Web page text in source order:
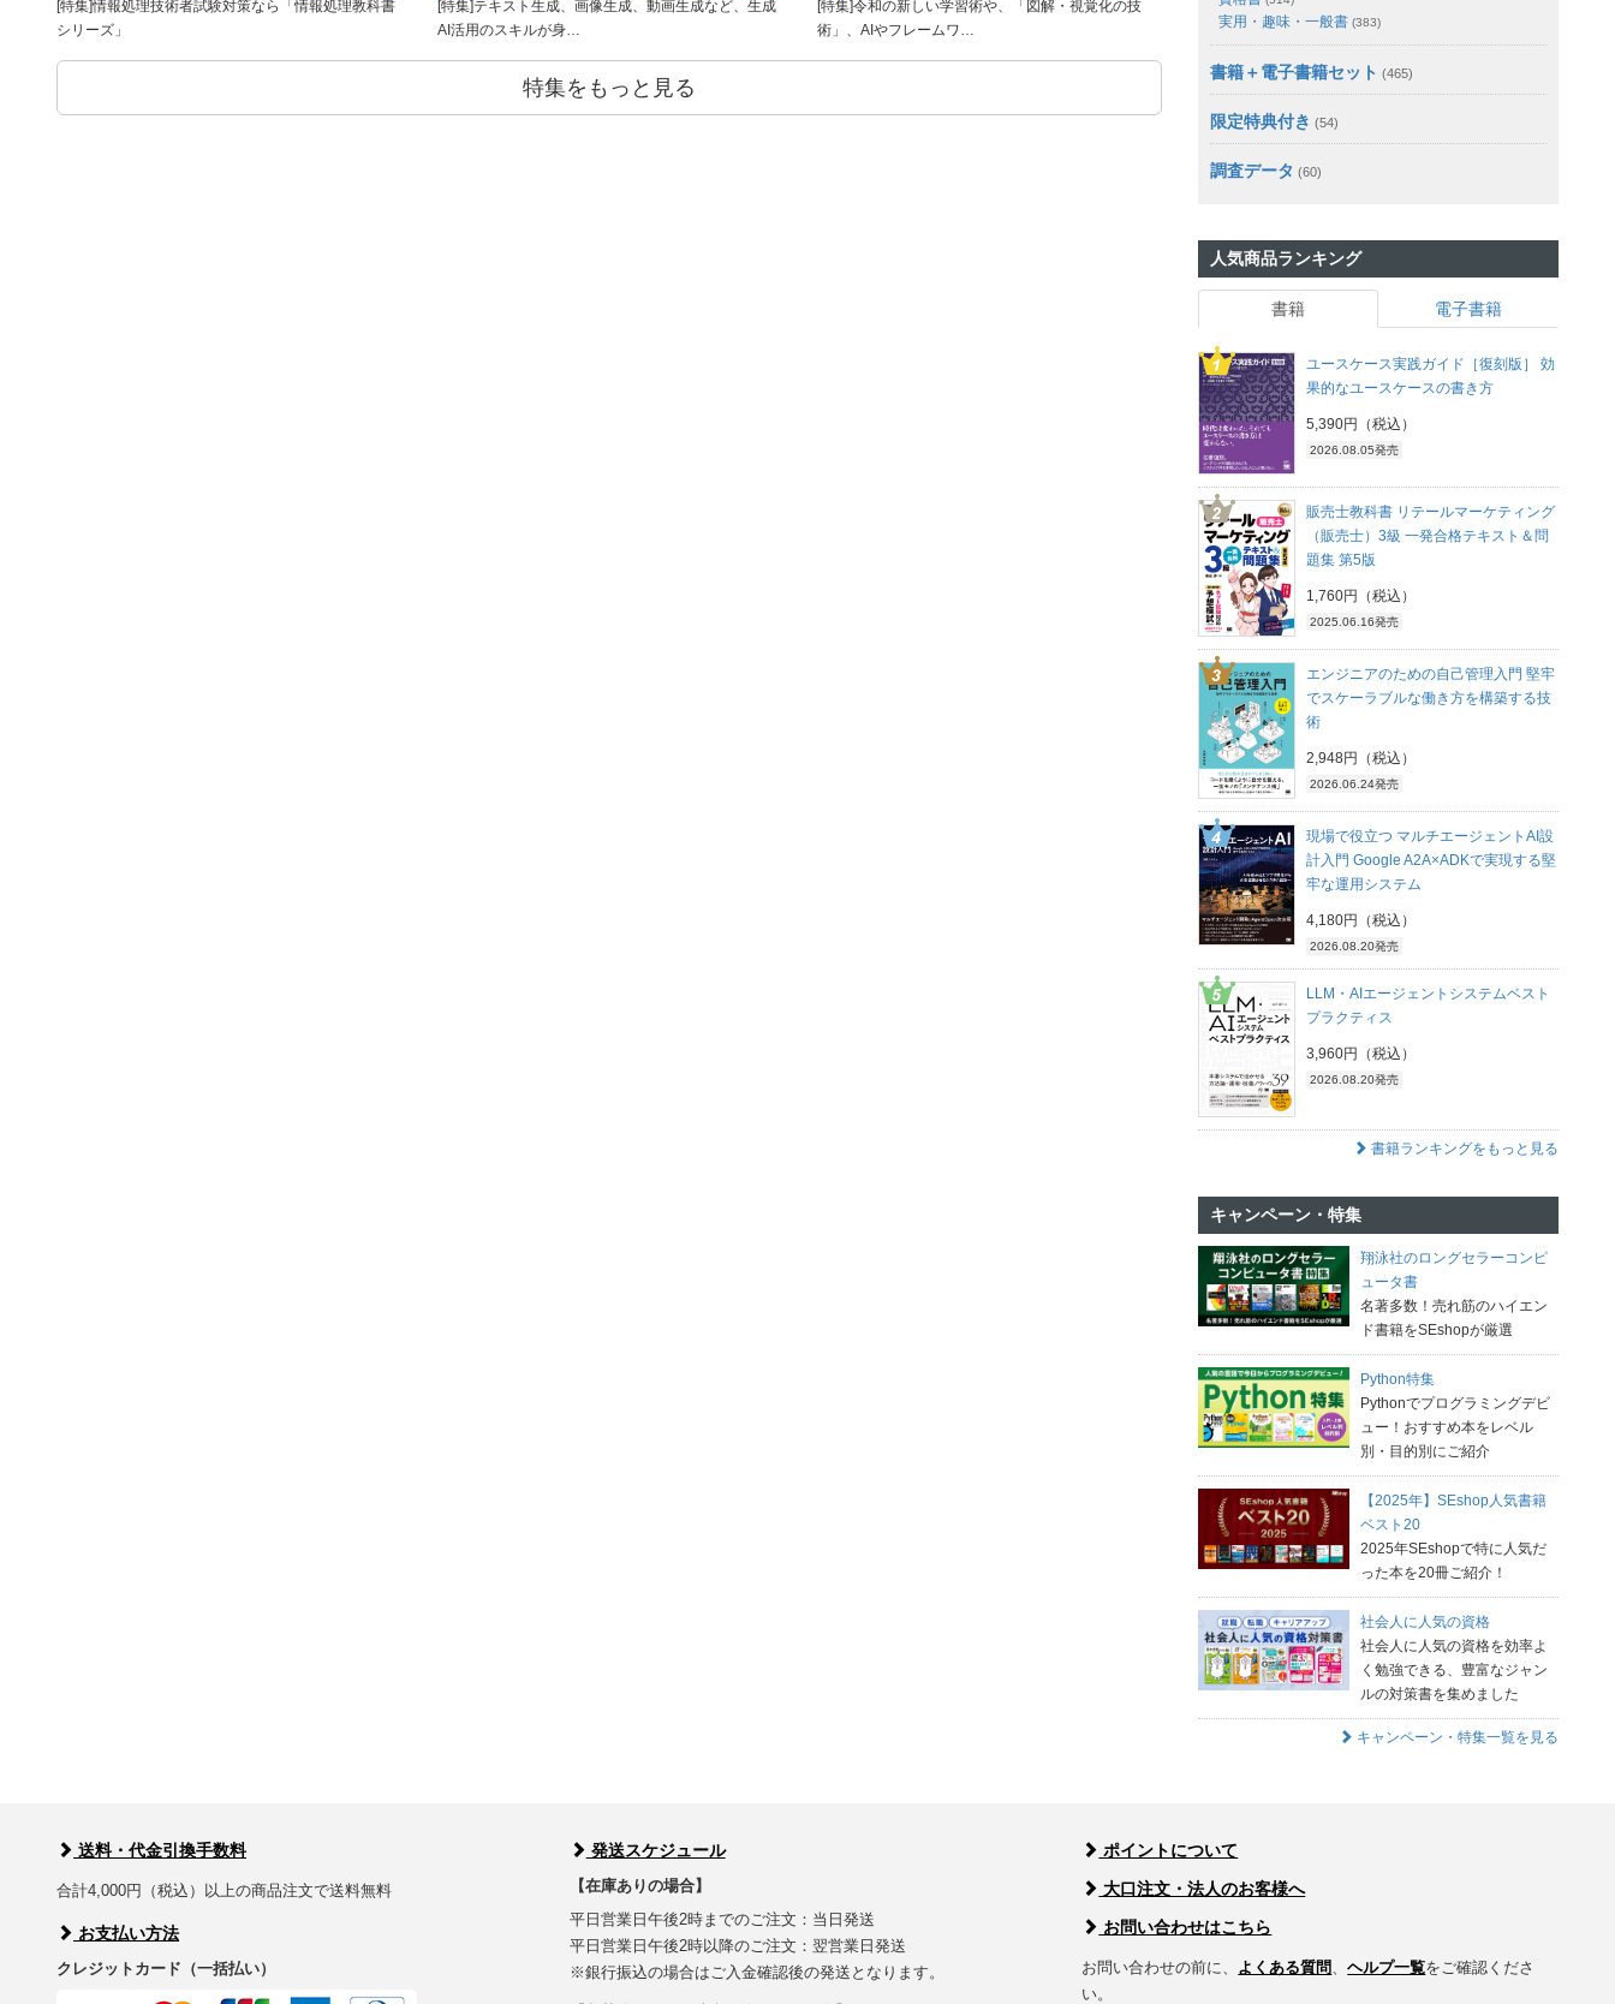
[特集]情報処理技術者試験対策なら「情報処理教科書
シリーズ」
[特集]テキスト生成、画像生成、動画生成など、生成
AI活用のスキルが身…
[特集]令和の新しい学習術や、「図解・視覚化の技
術」、AIやフレームワ…
特集をもっと見る
実用・趣味・一般書 (383)
書籍＋電子書籍セット (465)
限定特典付き (54)
調査データ (60)
人気商品ランキング
書籍 電子書籍
ユースケース実践ガイド［復刻版］ 効
果的なユースケースの書き方
5,390円（税込）
2026.08.05発売
販売士教科書 リテールマーケティング
（販売士）3級 一発合格テキスト＆問
題集 第5版
1,760円（税込）
2025.06.16発売
エンジニアのための自己管理入門 堅牢
でスケーラブルな働き方を構築する技
術
2,948円（税込）
2026.06.24発売
現場で役立つ マルチエージェントAI設
計入門 Google A2A×ADKで実現する堅
牢な運用システム
4,180円（税込）
2026.08.20発売
LLM・AIエージェントシステムベスト
プラクティス
3,960円（税込）
2026.08.20発売
書籍ランキングをもっと見る
キャンペーン・特集
翔泳社のロングセラーコンピ
ュータ書
名著多数！売れ筋のハイエン
ド書籍をSEshopが厳選
Python特集
Pythonでプログラミングデビ
ュー！おすすめ本をレベル
別・目的別にご紹介
【2025年】SEshop人気書籍
ベスト20
2025年SEshopで特に人気だ
った本を20冊ご紹介！
社会人に人気の資格
社会人に人気の資格を効率よ
く勉強できる、豊富なジャン
ルの対策書を集めました
キャンペーン・特集一覧を見る
送料・代金引換手数料
合計4,000円（税込）以上の商品注文で送料無料
お支払い方法
クレジットカード（一括払い）
発送スケジュール
【在庫ありの場合】
平日営業日午後2時までのご注文：当日発送
平日営業日午後2時以降のご注文：翌営業日発送
※銀行振込の場合はご入金確認後の発送となります。
ポイントについて
大口注文・法人のお客様へ
お問い合わせはこちら
お問い合わせの前に、 よくある質問、ヘルプ一覧をご確認くださ
い。